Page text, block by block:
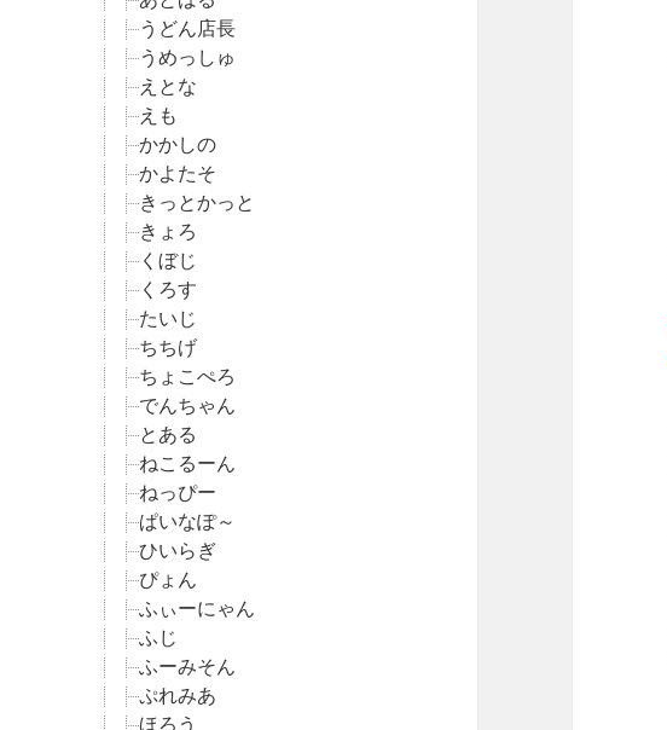
うどん店長
うめっしゅ
えとな
えも
かかしの
かよたそ
きっとかっと
きょろ
くぼじ
くろす
たいじ
ちちげ
ちょこぺろ
でんちゃん
とある
ねこるーん
ねっぴー
ぱいなぽ～
ひいらぎ
ぴょん
ふぃーにゃん
ふじ
ふーみそん
ぷれみあ
ほろう